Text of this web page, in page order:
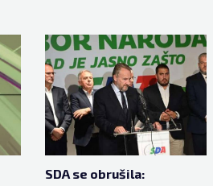
SDA se obrušila: